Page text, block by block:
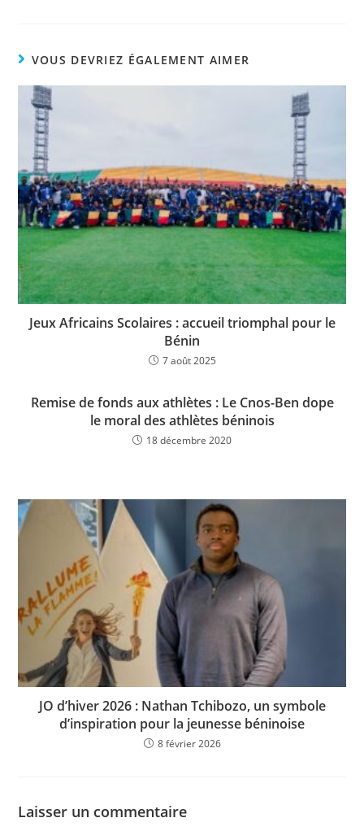
VOUS DEVRIEZ ÉGALEMENT AIMER
Jeux Africains Scolaires : accueil triomphal pour le
Bénin
7 août 2025
Remise de fonds aux athlètes : Le Cnos-Ben dope
le moral des athlètes béninois
18 décembre 2020
JO d’hiver 2026 : Nathan Tchibozo, un symbole
d’inspiration pour la jeunesse béninoise
8 février 2026
Laisser un commentaire